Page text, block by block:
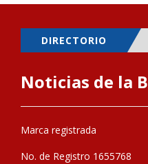
DIRECTORIO
Noticias de la
Marca registrada
No. de Registro 1655768